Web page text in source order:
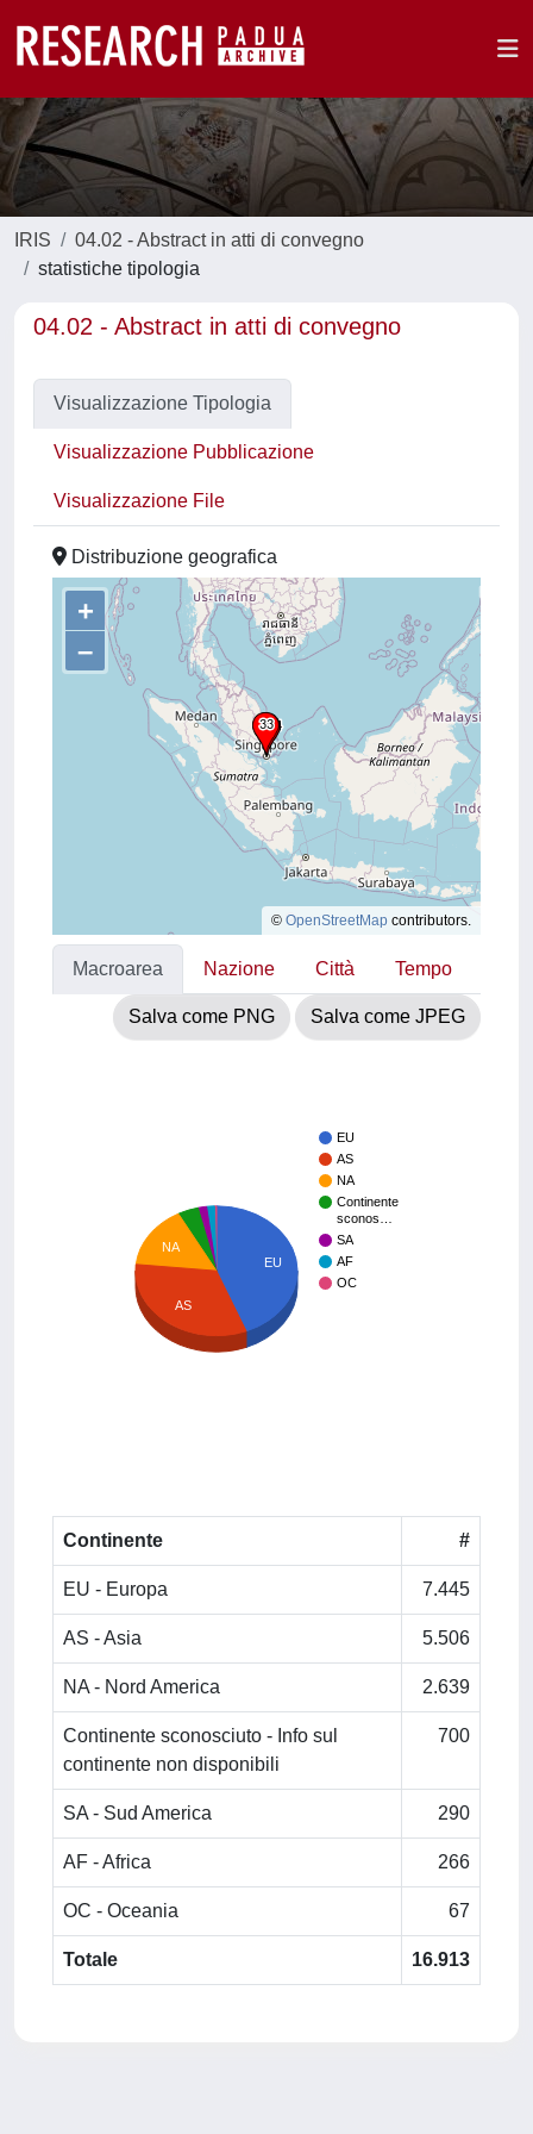
IRIS
04.02 - Abstract in atti di convegno
statistiche tipologia
04.02 - Abstract in atti di convegno
Visualizzazione Tipologia
Visualizzazione Pubblicazione
Visualizzazione File
Distribuzione geografica
+
–
© OpenStreetMap contributors.
Macroarea Nazione Città Tempo
Salva come PNG Salva come JPEG
EU
AS
NA
Continente
sconos…
SA
AF
OC
EU
NA
AS
Continente #
EU - Europa 7.445
AS - Asia 5.506
NA - Nord America 2.639
Continente sconosciuto - Info sul
continente non disponibili
700
SA - Sud America 290
AF - Africa 266
OC - Oceania 67
Totale 16.913